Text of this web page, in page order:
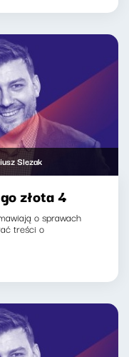
Slezak
złota 4
o sprawach
treści o